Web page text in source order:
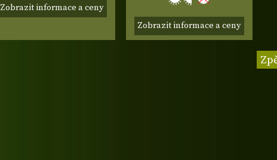
Zobrazit informace a ceny
Zobrazit informace a ceny